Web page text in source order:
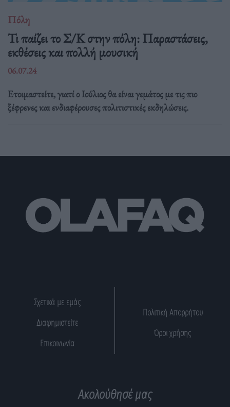
Πόλη
Τι παίζει το Σ/Κ στην πόλη: Παραστάσεις,
εκθέσεις και πολλή μουσική
06.07.24
Ετοιμαστείτε, γιατί ο Ιούλιος θα είναι γεμάτος με τις πιο
ξέφρενες και ενδιαφέρουσες πολιτιστικές εκδηλώσεις.
Σχετικά με εμάς
Διαφημιστείτε
Επικοινωνία
Πολιτική Απορρήτου
Όροι χρήσης
Ακολούθησέ μας